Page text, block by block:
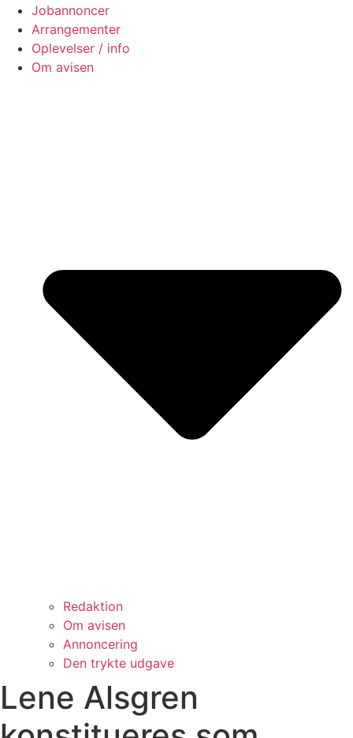
Jobannoncer
Arrangementer
Oplevelser / info
Om avisen
Redaktion
Om avisen
Annoncering
Den trykte udgave
Lene Alsgren